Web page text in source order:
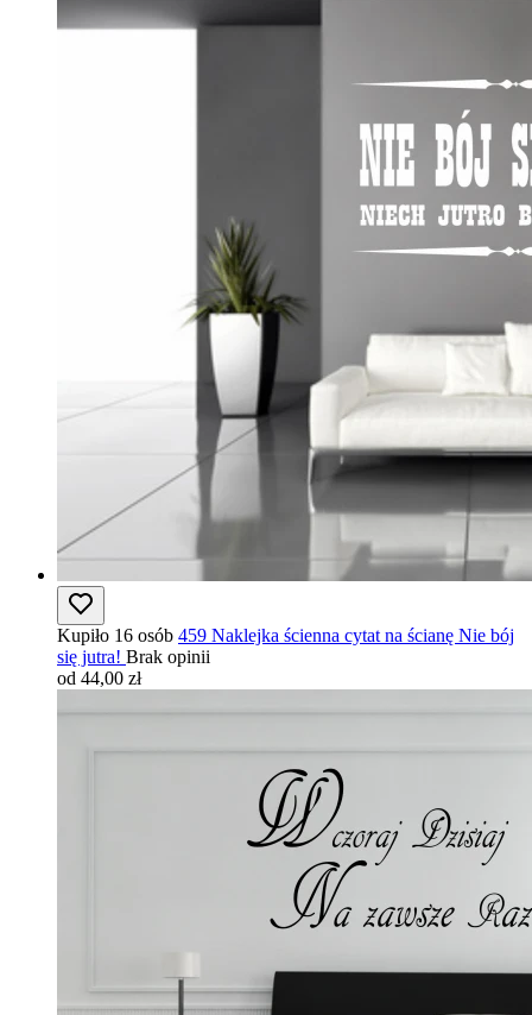
Kupiło 16 osób 459 Naklejka ścienna cytat na ścianę Nie bój
się jutra! Brak opinii
od 44,00 zł